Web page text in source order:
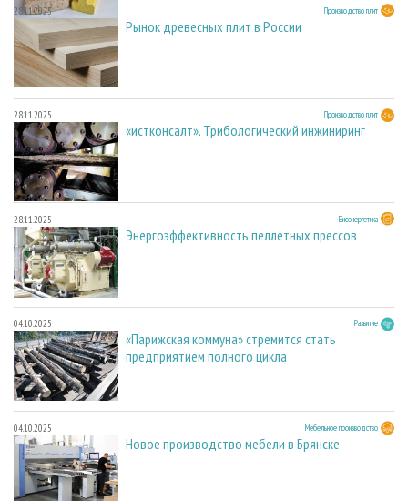
28.11.2025 Производство плит
Рынок древесных плит в России
28.11.2025 Производство плит
«истконсалт». Трибологический инжиниринг
28.11.2025 Биоэнергетика
Энергоэффективность пеллетных прессов
04.10.2025 Развитие
«Парижская коммуна» стремится стать
предприятием полного цикла
04.10.2025 Мебельное производство
Новое производство мебели в Брянске